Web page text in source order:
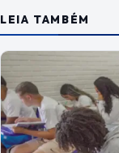
LEIA TAMBÉM